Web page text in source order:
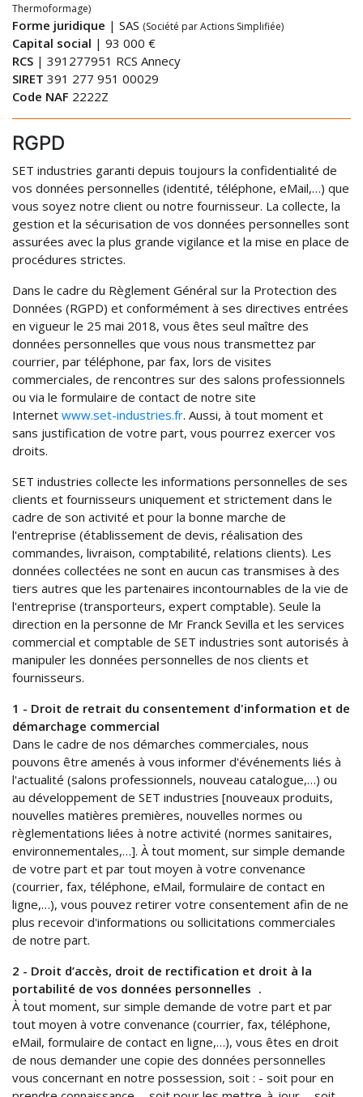
Thermoformage)
Forme juridique | SAS (Société par Actions Simplifiée)
Capital social | 93 000 €
RCS | 391277951 RCS Annecy
SIRET 391 277 951 00029
Code NAF 2222Z
RGPD
SET industries garanti depuis toujours la confidentialité de
vos données personnelles (identité, téléphone, eMail,…) que
vous soyez notre client ou notre fournisseur. La collecte, la
gestion et la sécurisation de vos données personnelles sont
assurées avec la plus grande vigilance et la mise en place de
procédures strictes.
Dans le cadre du Règlement Général sur la Protection des
Données (RGPD) et conformément à ses directives entrées
en vigueur le 25 mai 2018, vous êtes seul maître des
données personnelles que vous nous transmettez par
courrier, par téléphone, par fax, lors de visites
commerciales, de rencontres sur des salons professionnels
ou via le formulaire de contact de notre site
Internet www.set-industries.fr. Aussi, à tout moment et
sans justification de votre part, vous pourrez exercer vos
droits.
SET industries collecte les informations personnelles de ses
clients et fournisseurs uniquement et strictement dans le
cadre de son activité et pour la bonne marche de
l'entreprise (établissement de devis, réalisation des
commandes, livraison, comptabilité, relations clients). Les
données collectées ne sont en aucun cas transmises à des
tiers autres que les partenaires incontournables de la vie de
l'entreprise (transporteurs, expert comptable). Seule la
direction en la personne de Mr Franck Sevilla et les services
commercial et comptable de SET industries sont autorisés à
manipuler les données personnelles de nos clients et
fournisseurs.
1 - Droit de retrait du consentement d'information et de
démarchage commercial
Dans le cadre de nos démarches commerciales, nous
pouvons être amenés à vous informer d'événements liés à
l'actualité (salons professionnels, nouveau catalogue,…) ou
au développement de SET industries [nouveaux produits,
nouvelles matières premières, nouvelles normes ou
règlementations liées à notre activité (normes sanitaires,
environnementales,…]. À tout moment, sur simple demande
de votre part et par tout moyen à votre convenance
(courrier, fax, téléphone, eMail, formulaire de contact en
ligne,…), vous pouvez retirer votre consentement afin de ne
plus recevoir d'informations ou sollicitations commerciales
de notre part.
2 - Droit d’accès, droit de rectification et droit à la
portabilité de vos données personnelles .
À tout moment, sur simple demande de votre part et par
tout moyen à votre convenance (courrier, fax, téléphone,
eMail, formulaire de contact en ligne,…), vous êtes en droit
de nous demander une copie des données personnelles
vous concernant en notre possession, soit : - soit pour en